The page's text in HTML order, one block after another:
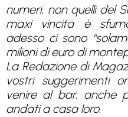
numeri, non quelli del
maxi vincita è
adesso ci sono
milioni di euro di
La Redazione di
vostri suggerimenti
venire al bar, anche
andati a casa loro.